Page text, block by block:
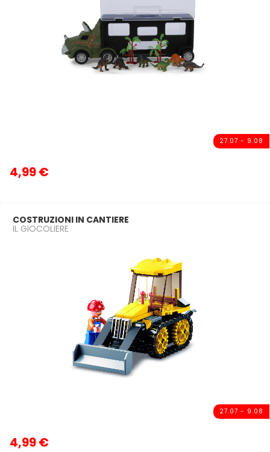
27.07 - 9.08
4,99 €
27.07 - 9.08
COSTRUZIONI IN CANTIERE
IL GIOCOLIERE
4,99 €